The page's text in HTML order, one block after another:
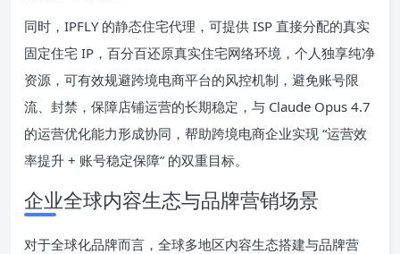
同时，IPFLY 的静态住宅代理，可提供 ISP 直接分配的真实
固定住宅 IP，百分百还原真实住宅网络环境，个人独享纯净
资源，可有效规避跨境电商平台的风控机制，避免账号限
流、封禁，保障店铺运营的长期稳定，与 Claude Opus 4.7
的运营优化能力形成协同，帮助跨境电商企业实现 “运营效
率提升 + 账号稳定保障” 的双重目标。
企业全球内容生态与品牌营销场景
对于全球化品牌而言，全球多地区内容生态搭建与品牌营